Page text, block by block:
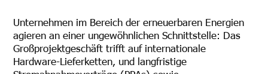
Unternehmen im Bereich der erneuerbaren Energien
agieren an einer ungewöhnlichen Schnittstelle: Das
Großprojektgeschäft trifft auf internationale
Hardware-Lieferketten, und langfristige